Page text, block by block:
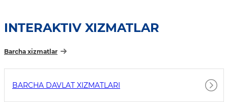
INTERAKTIV XIZMATLAR
Barcha xizmatlar
BARCHA DAVLAT XIZMATLARI